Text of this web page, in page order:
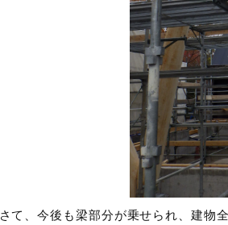
さて、今後も梁部分が乗せられ、建物